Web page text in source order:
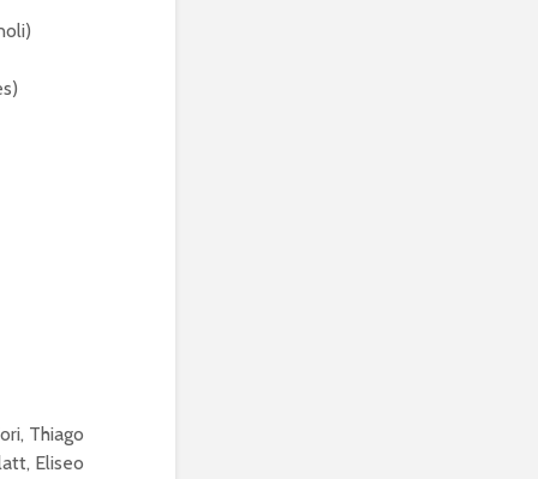
Thiago
Eliseo